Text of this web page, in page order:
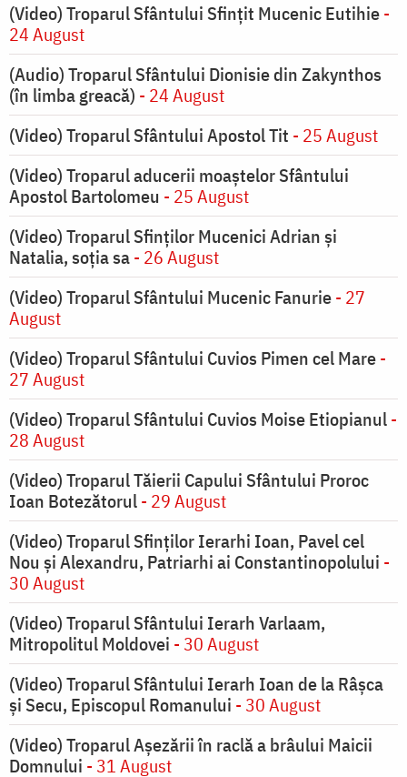
(Video) Troparul Sfântului Sfințit Mucenic Eutihie-
24 August
(Audio) Troparul Sfântului Dionisie din Zakynthos
(în limba greacă) - 24 August
(Video) Troparul Sfântului Apostol Tit - 25 August
(Video) Troparul aducerii moaștelor Sfântului
Apostol Bartolomeu - 25 August
(Video) Troparul Sfinților Mucenici Adrian și
Natalia, soția sa- 26 August
(Video) Troparul Sfântului Mucenic Fanurie- 27
August
(Video) Troparul Sfântului Cuvios Pimen cel Mare-
27 August
(Video) Troparul Sfântului Cuvios Moise Etiopianul-
28 August
(Video) Troparul Tăierii Capului Sfântului Proroc
Ioan Botezătorul- 29 August
(Video) Troparul Sfinților Ierarhi Ioan, Pavel cel
Nou și Alexandru, Patriarhi ai Constantinopolului -
30 August
(Video) Troparul Sfântului Ierarh Varlaam,
Mitropolitul Moldovei - 30 August
(Video) Troparul Sfântului Ierarh Ioan de la Râșca
și Secu, Episcopul Romanului - 30 August
(Video) Troparul Așezării în raclă a brâului Maicii
Domnului - 31 August